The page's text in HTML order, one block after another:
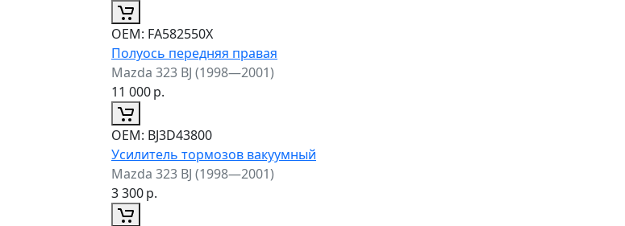
ОЕМ: FA582550X
Полуось передняя правая
Mazda 323 BJ (1998—2001)
11 000р.
ОЕМ: BJ3D43800
Усилитель тормозов вакуумный
Mazda 323 BJ (1998—2001)
3 300р.